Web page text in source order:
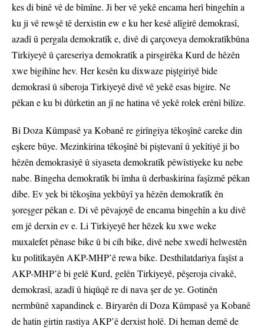
kes di binê vê de bîmîne. Ji ber vê yekê encama herî bingehîn a
ku ji vê rewşê tê derxistin ew e ku her kesê alîgirê demokrasî,
azadî û pergala demokratîk e, divê di çarçoveya demokratîkbûna
Tirkiyeyê û çareseriya demokratîk a pirsgirêka Kurd de hêzên
xwe bigihîne hev. Her kesên ku dixwaze piştgiriyê bide
demokrasî û siberoja Tirkiyeyê divê vê yekê esas bigire. Ne
pêkan e ku bi dûrketin an jî ne hatina vê yekê rolek erênî bilîze.
Bi Doza Kûmpasê ya Kobanê re girîngiya têkoşînê careke din
eşkere bûye. Mezinkirina têkoşînê bi piştevanî û yekîtiyê ji bo
hêzên demokrasiyê û siyaseta demokratîk pêwîstiyeke ku nebe
nabe. Bingeha demokratîk bi îmha û derbaskirina faşîzmê pêkan
dibe. Ev yek bi têkoşîna yekbûyî ya hêzên demokratîk ên
şoreşger pêkan e. Di vê pêvajoyê de encama bingehîn a ku divê
em jê derxin ev e. Li Tirkiyeyê her hêzek ku xwe weke
muxalefet pênase bike û bi cih bike, divê nebe xwedî helwestên
ku polîtîkayên AKP-MHP’ê rewa bike. Desthilatdariya faşîst a
AKP-MHP’ê bi gelê Kurd, gelên Tirkiyeyê, pêşeroja civakê,
demokrasî, azadî û hiqûqê re di nava şer de ye. Gotinên
nermbûnê xapandinek e. Biryarên di Doza Kûmpasê ya Kobanê
de hatin girtin rastiya AKP’ê derxist holê. Di heman demê de